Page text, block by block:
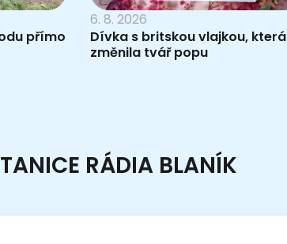
přímo
6. 8. 2026
Dívka s britskou vlajkou, která
změnila tvář popu
RÁDIA BLANÍK